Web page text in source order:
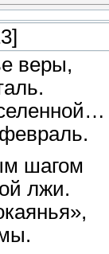
веры,
шагом
лжи.